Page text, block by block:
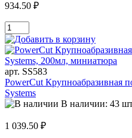
934.50 ₽
арт. SS583
PowerCut Крупноабразивная
Systems
В наличии: 43
1 039.50 ₽